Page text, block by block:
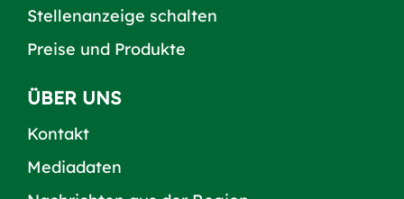
Stellenanzeige schalten
Preise und Produkte
ÜBER UNS
Kontakt
Mediadaten